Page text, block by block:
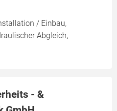
/ Einbau,
Abgleich,
- &